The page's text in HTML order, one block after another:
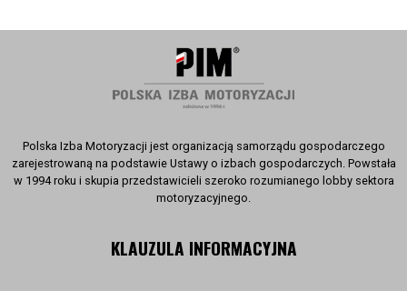
Polska Izba Motoryzacji jest organizacją samorządu gospodarczego
zarejestrowaną na podstawie Ustawy o izbach gospodarczych. Powstała
w 1994 roku i skupia przedstawicieli szeroko rozumianego lobby sektora
motoryzacyjnego.
KLAUZULA INFORMACYJNA